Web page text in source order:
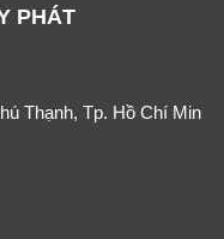
PHÁT
Thạnh, Tp. Hồ Chí Min